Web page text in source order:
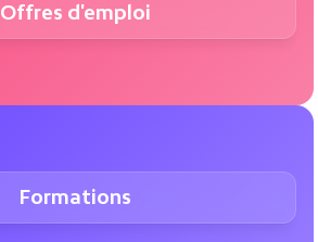
Offres d'emploi
Formations